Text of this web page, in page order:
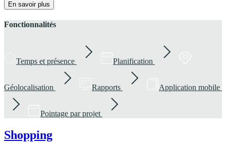
En savoir plus
Fonctionnalités
Temps et présence Planification
Géolocalisation Rapports Application mobile
Pointage par projet
Shopping